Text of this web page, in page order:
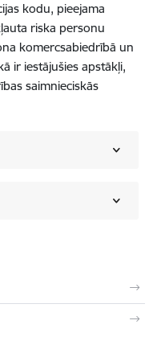
kodu, pieejama
riska personu
komercsabiedrībā un
ir iestājušies apstākļi,
saimnieciskās